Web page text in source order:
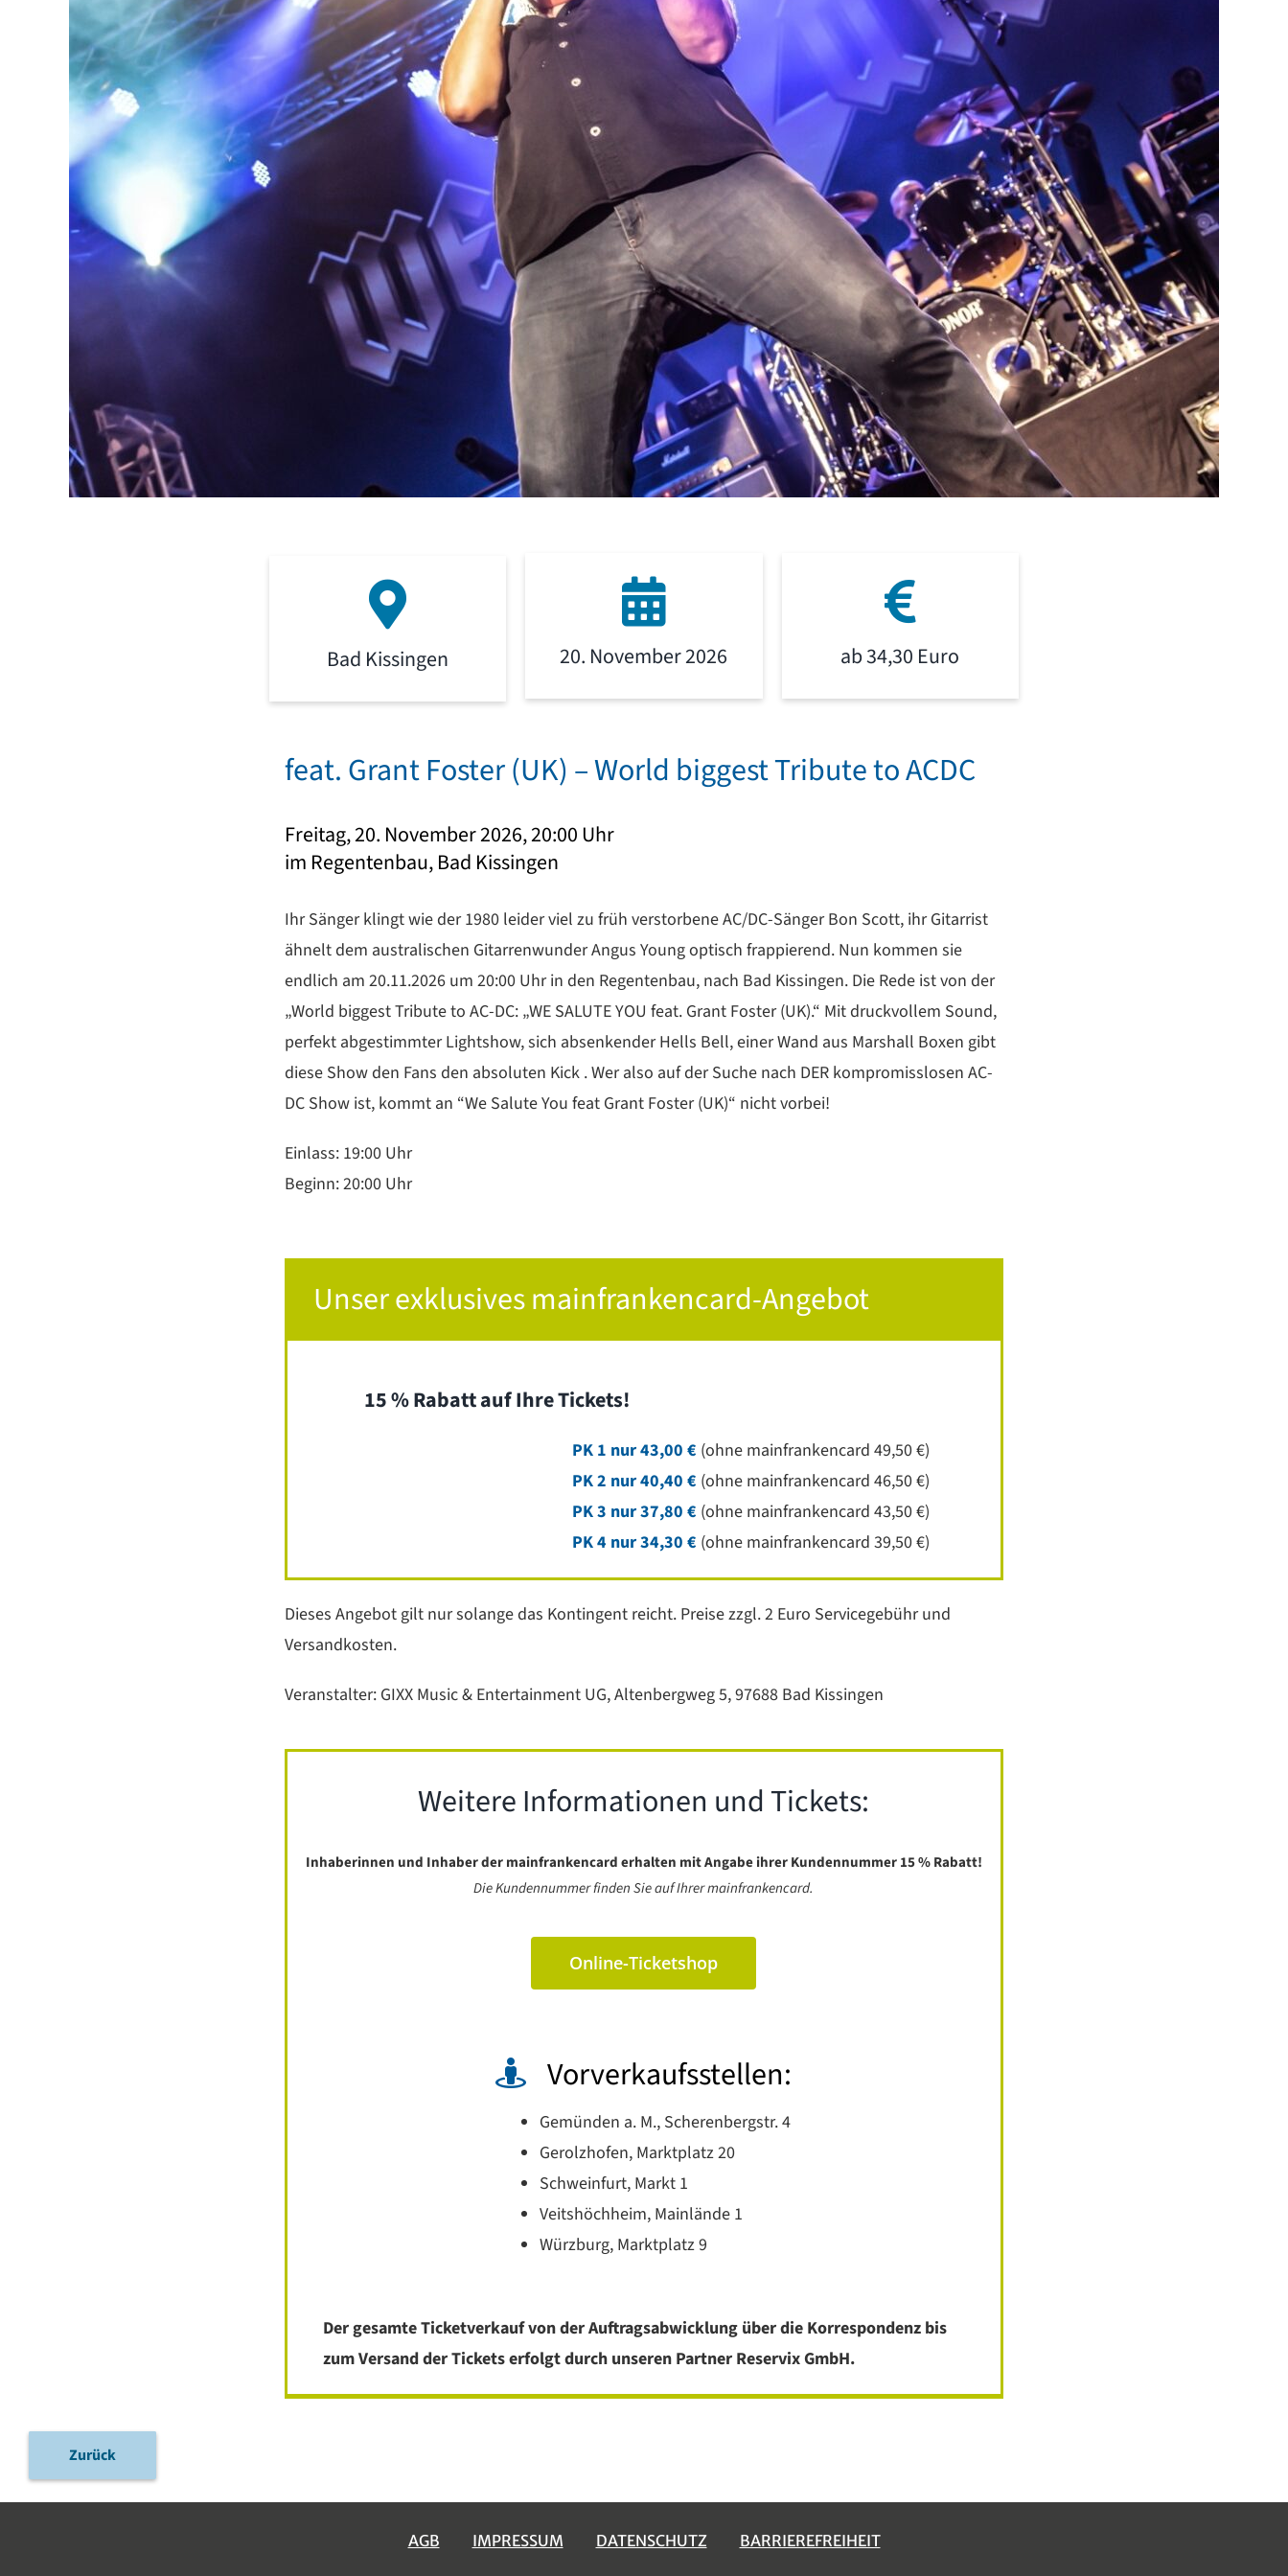
Bad Kissingen 20. November 2026 ab 34,30 Euro
feat. Grant Foster (UK) – World biggest Tribute to ACDC
Freitag, 20. November 2026, 20:00 Uhr
im Regentenbau, Bad Kissingen
Ihr Sänger klingt wie der 1980 leider viel zu früh verstorbene AC/DC-Sänger Bon Scott, ihr Gitarrist
ähnelt dem australischen Gitarrenwunder Angus Young optisch frappierend. Nun kommen sie
endlich am 20.11.2026 um 20:00 Uhr in den Regentenbau, nach Bad Kissingen. Die Rede ist von der
„World biggest Tribute to AC-DC: „WE SALUTE YOU feat. Grant Foster (UK).“ Mit druckvollem Sound,
perfekt abgestimmter Lightshow, sich absenkender Hells Bell, einer Wand aus Marshall Boxen gibt
diese Show den Fans den absoluten Kick . Wer also auf der Suche nach DER kompromisslosen AC-
DC Show ist, kommt an “We Salute You feat Grant Foster (UK)“ nicht vorbei!
Einlass: 19:00 Uhr
Beginn: 20:00 Uhr
Unser exklusives mainfrankencard-Angebot
15 % Rabatt auf Ihre Tickets!
PK 1 nur 43,00 € (ohne mainfrankencard 49,50 €)
PK 2 nur 40,40 € (ohne mainfrankencard 46,50 €)
PK 3 nur 37,80 € (ohne mainfrankencard 43,50 €)
PK 4 nur 34,30 € (ohne mainfrankencard 39,50 €)
Dieses Angebot gilt nur solange das Kontingent reicht. Preise zzgl. 2 Euro Servicegebühr und
Versandkosten.
Veranstalter: GIXX Music & Entertainment UG, Altenbergweg 5, 97688 Bad Kissingen
Weitere Informationen und Tickets:
Inhaberinnen und Inhaber der mainfrankencard erhalten mit Angabe ihrer Kundennummer 15 % Rabatt!
Die Kundennummer finden Sie auf Ihrer mainfrankencard.
Online-Ticketshop
Vorverkaufsstellen:
Gemünden a. M., Scherenbergstr. 4
Gerolzhofen, Marktplatz 20
Schweinfurt, Markt 1
Veitshöchheim, Mainlände 1
Würzburg, Marktplatz 9
Der gesamte Ticketverkauf von der Auftragsabwicklung über die Korrespondenz bis
zum Versand der Tickets erfolgt durch unseren Partner Reservix GmbH.
Zurück
AGB IMPRESSUM DATENSCHUTZ BARRIEREFREIHEIT